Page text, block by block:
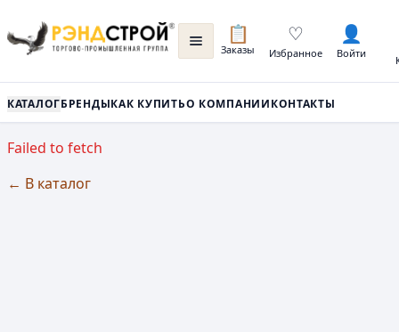
📋
Заказы
♡
Избранное
👤
Войти
КАТАЛОГБРЕНДЫКАК КУПИТЬО КОМПАНИИКОНТАКТЫ
Failed to fetch
← В каталог